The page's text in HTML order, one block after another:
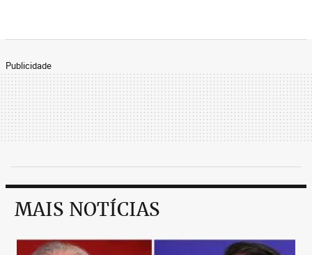
Publicidade
MAIS NOTÍCIAS